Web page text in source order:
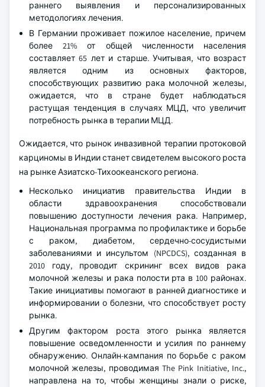
раннего выявления и персонализированных
методологиях лечения.
В Германии проживает пожилое население, причем
более 21% от общей численности населения
составляет 65 лет и старше. Учитывая, что возраст
является одним из основных факторов,
способствующих развитию рака молочной железы,
ожидается, что в стране будет наблюдаться
растущая тенденция в случаях МЦД, что увеличит
потребность рынка в терапии МЦД.
Ожидается, что рынок инвазивной терапии протоковой
карциномы в Индии станет свидетелем высокого роста
на рынке Азиатско-Тихоокеанского региона.
Несколько инициатив правительства Индии в
области здравоохранения способствовали
повышению доступности лечения рака. Например,
Национальная программа по профилактике и борьбе
с раком, диабетом, сердечно-сосудистыми
заболеваниями и инсультом (NPCDCS), созданная в
2010 году, проводит скрининг всех видов рака
молочной железы и рака полости рта в 100 районах.
Такие инициативы помогают в ранней диагностике и
информировании о болезни, что способствует росту
рынка.
Другим фактором роста этого рынка является
повышение осведомленности и усилия по раннему
обнаружению. Онлайн-кампания по борьбе с раком
молочной железы, проводимая The Pink Initiative, Inc.,
направлена на то, чтобы женщины знали о риске,